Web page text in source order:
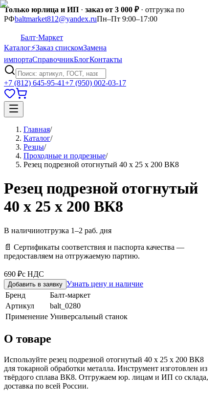
Только юрлица и ИП · заказ от 3 000 ₽· отгрузка по
РФbaltmarket812@yandex.ruПн–Пт 9:00–17:00
Балт·Маркет
Каталог⚡Заказ спискомЗамена
импортаСправочникБлогКонтакты
+7 (812) 645-95-41+7 (950) 002-03-17
Главная/
Каталог/
Резцы/
Проходные и подрезные/
Резец подрезной отогнутый 40 х 25 х 200 ВК8
Резец подрезной отогнутый
40 х 25 х 200 ВК8
В наличииотгрузка 1–2 раб. дня
📄 Сертификаты соответствия и паспорта качества —
предоставляем на отгружаемую партию.
690 ₽с НДС
Добавить в заявку Узнать цену и наличие
Бренд
Балт-маркет
Артикул
balt_0280
Применение Универсальный станок
О товаре
Используйте резец подрезной отогнутый 40 х 25 х 200 ВК8
для токарной обработки металла. Инструмент изготовлен из
твёрдого сплава ВК8. Отгружаем юр. лицам и ИП со склада,
доставка по всей России.